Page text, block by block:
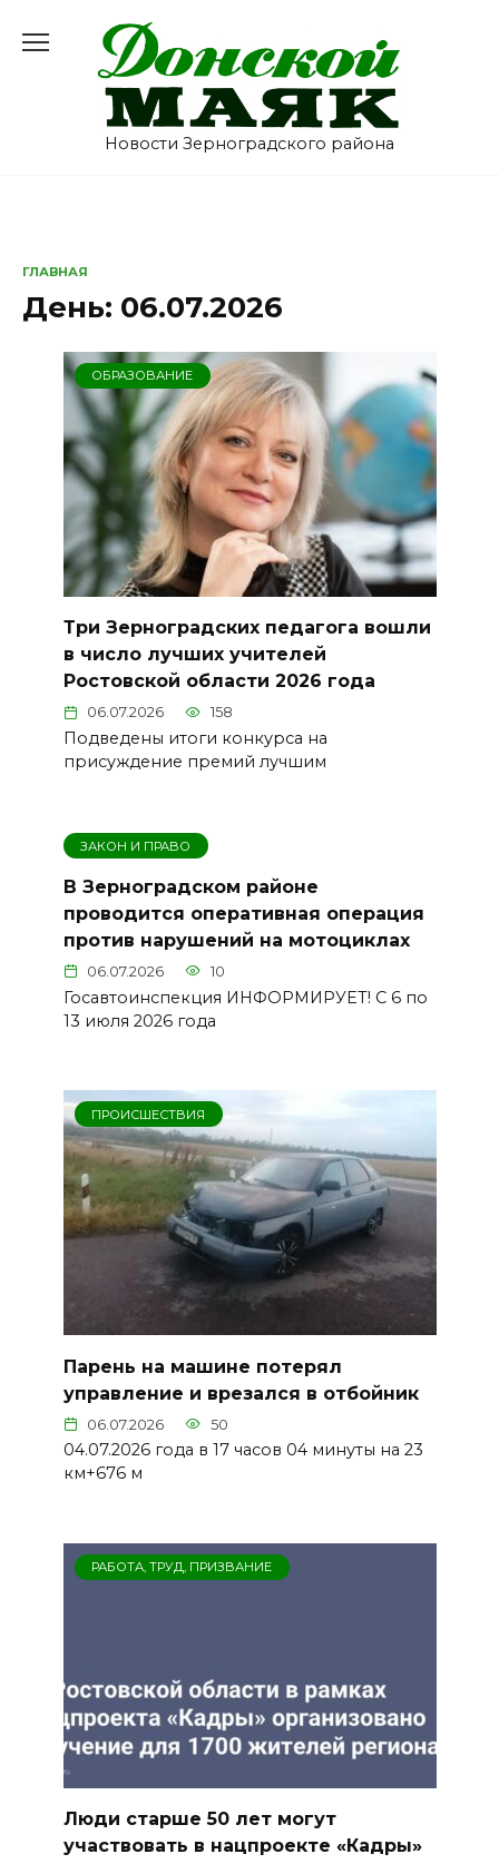
содержанию
Новости Зерноградского района
ГЛАВНАЯ
День: 06.07.2026
ОБРАЗОВАНИЕ
Три Зерноградских педагога вошли
в число лучших учителей
Ростовской области 2026 года
06.07.2026 158
Подведены итоги конкурса на
присуждение премий лучшим
ЗАКОН И ПРАВО
В Зерноградском районе
проводится оперативная операция
против нарушений на мотоциклах
06.07.2026 10
Госавтоинспекция ИНФОРМИРУЕТ! С 6 по
13 июля 2026 года
ПРОИСШЕСТВИЯ
Парень на машине потерял
управление и врезался в отбойник
06.07.2026 50
04.07.2026 года в 17 часов 04 минуты на 23
км+676 м
РАБОТА, ТРУД, ПРИЗВАНИЕ
Люди старше 50 лет могут
участвовать в нацпроекте «Кадры»